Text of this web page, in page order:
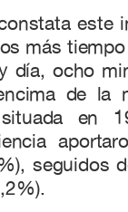
este
más
día, ocho
de la
en
seguidos